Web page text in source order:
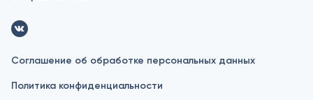
Соглашение об обработке персональных данных
Политика конфиденциальности